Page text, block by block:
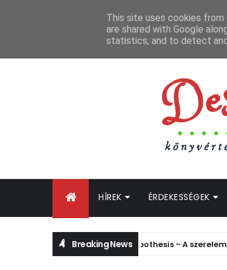
HÍREK ÉRDEKESSÉGEK
Breaking News
Leleplezték a The Love Hypothesis - A szerelem
This site uses cookies from
are shared with Google
statistics, and to detect